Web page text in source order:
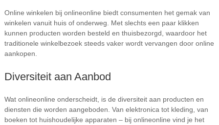
Online winkelen bij onlineonline biedt consumenten het gemak van
winkelen vanuit huis of onderweg. Met slechts een paar klikken
kunnen producten worden besteld en thuisbezorgd, waardoor het
traditionele winkelbezoek steeds vaker wordt vervangen door online
aankopen.
Diversiteit aan Aanbod
Wat onlineonline onderscheidt, is de diversiteit aan producten en
diensten die worden aangeboden. Van elektronica tot kleding, van
boeken tot huishoudelijke apparaten – bij onlineonline vind je het